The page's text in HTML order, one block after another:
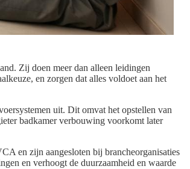
Zij doen meer dan alleen leidingen
en zorgen dat alles voldoet aan het
uit. Dit omvat het opstellen van
badkamer verbouwing voorkomt later
en zijn aangesloten bij brancheorganisaties
en verhoogt de duurzaamheid en waarde